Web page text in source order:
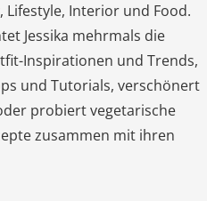
Lifestyle, Interior und Food.
Jessika mehrmals die
Inspirationen und Trends,
und Tutorials, verschönert
probiert vegetarische
zusammen mit ihren